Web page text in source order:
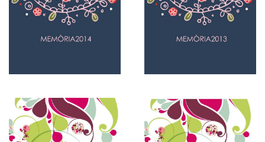
Español
2012
Memorias
Español
2011
Memorias